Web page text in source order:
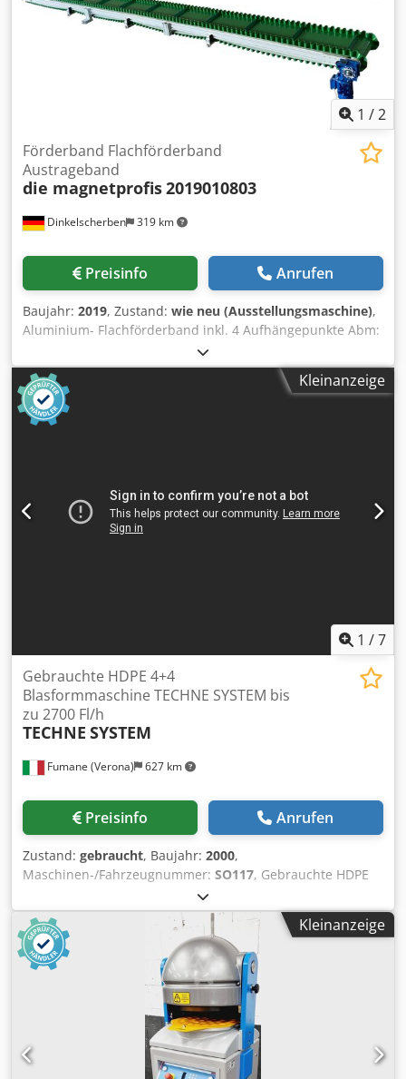
1 /2
Dinkelscherben 319 km
Förderband Flachförderband
Austrageband
die magnetprofis2019010803
Preisinfo Anrufen
Baujahr: 2019, Zustand: wie neu (Ausstellungsmaschine),
Aluminium- Flachförderband inkl. 4 Aufhängepunkte Abm:
6000 + 520 x 105mm Fördergurtbreite 400mm PVC-
Fördergurt inkl. Stollen und Wellenkante * optional mit
magnetischer Umlenkwalze am Ende des Förderbandes. *
optional mit Unterkonstruktion Cjdpfx Aed Ra Ttsh Ssha *
Sonderanfertigungen in sämtlichen Ausführungen
Kleinanzeige
1 /7
Fumane (Verona) 627 km
Gebrauchte HDPE 4+4
Blasformmaschine TECHNE SYSTEM bis
zu 2700 Fl/h
TECHNE SYSTEM
Preisinfo Anrufen
Zustand: gebraucht, Baujahr: 2000,
Maschinen-/Fahrzeugnummer: SO117, Gebrauchte HDPE
4+4 Blasformmaschine TECHNE SYSTEM bis 2700
bphWesentliche technische Merkmale und Premium-
UpgradesDiese HDPE-Blasformmaschine bietet ein
hochspezialisiertes System für das Blasformen von
Behältern aus hochdichtem Polyethylen (HDPE). Konkret
handelt es sich um eine TECHNE 4000 T660 Baujahr 2000,
die sich in einem OPTIMALEN Zustand von Sauberkeit und
Ordnung befindet. Als Spiegelbild ihrer sorgfältigen
Wartungshistorie wurde die Maschine täglich im unteren
Bereich gereinigt und einmal pro Woche vollständig
Kleinanzeige